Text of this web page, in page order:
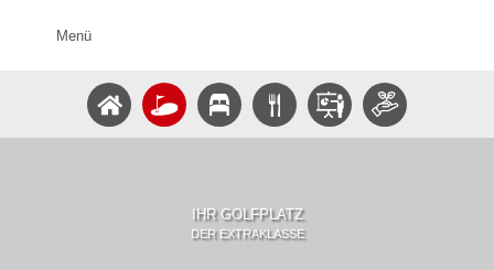
Menü
IHR GOLFPLATZ
DER EXTRAKLASSE